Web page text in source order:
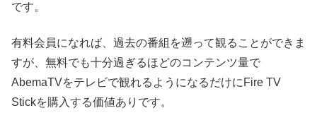
です。
有料会員になれば、過去の番組を遡って観ることができま
すが、無料でも十分過ぎるほどのコンテンツ量で
AbemaTVをテレビで観れるようになるだけにFire TV
Stickを購入する価値ありです。